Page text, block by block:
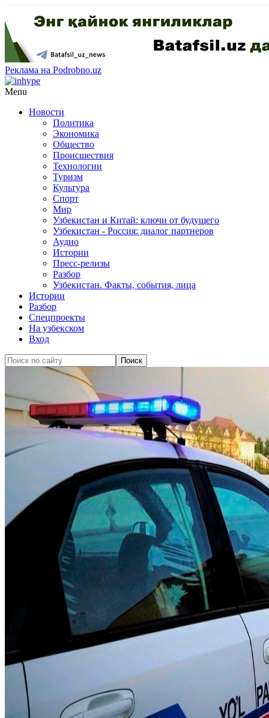
Реклама на Podrobno.uz
Menu
Новости
Политика
Экономика
Общество
Происшествия
Технологии
Туризм
Культура
Спорт
Мир
Узбекистан и Китай: ключи от будущего
Узбекистан - Россия: диалог партнеров
Аудио
Истории
Пресс-релизы
Разбор
Узбекистан. Факты, события, лица
Истории
Разбор
Спецпроекты
На узбекском
Вход